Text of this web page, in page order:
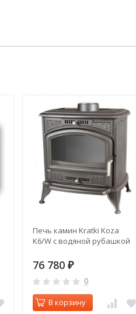
Печь камин Kratki Koza
K6/W с водяной рубашкой
76 780 ₽
0
В корзину